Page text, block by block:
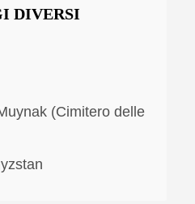
DIVERSI
(Cimitero delle